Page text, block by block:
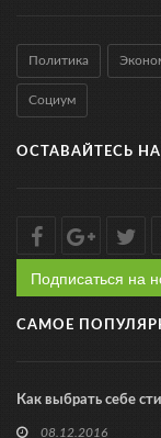
Политика
Социум
ОСТАВАЙТЕСЬ
Подписаться на
САМОЕ
Как выбрать себе
08.12.2016